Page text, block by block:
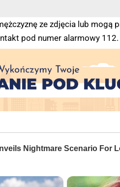
ze zdjęcia lub mogą
pod numer alarmowy 112.